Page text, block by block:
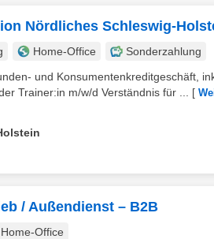
Nördliches Schleswig-
Home-Office
Sonderzahlung
und Konsumentenkreditgeschäft,
Trainer:in m/w/d Verständnis für ... [
/ Außendienst – B2B
Home-Office